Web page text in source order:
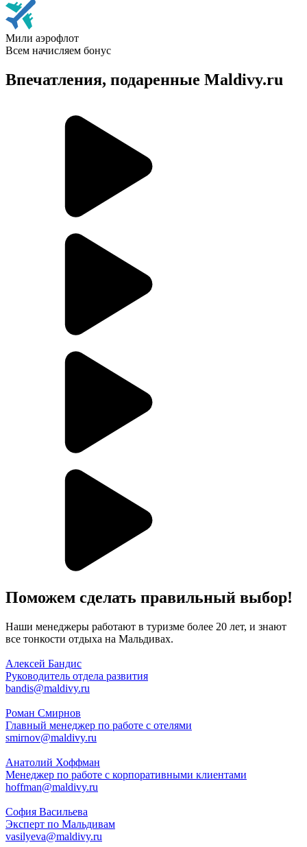
Мили аэрофлот
Всем начисляем бонус
Впечатления, подаренные Maldivy.ru
Поможем сделать правильный выбор!
Наши менеджеры работают в туризме более 20 лет, и знают
все тонкости отдыха на Мальдивах.
Алексей Бандис
Руководитель отдела развития
bandis@maldivy.ru
Роман Смирнов
Главный менеджер по работе с отелями
smirnov@maldivy.ru
Анатолий Хоффман
Менеджер по работе с корпоративными клиентами
hoffman@maldivy.ru
София Васильева
Эксперт по Мальдивам
vasilyeva@maldivy.ru